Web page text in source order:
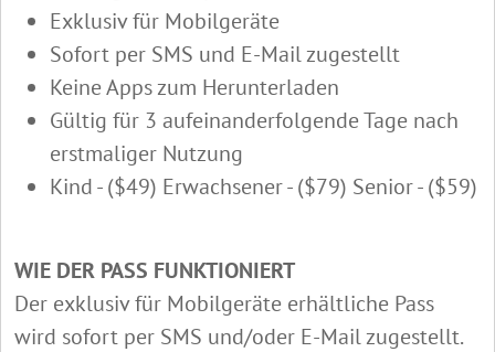
Exklusiv für Mobilgeräte
Sofort per SMS und E-Mail zugestellt
Keine Apps zum Herunterladen
Gültig für 3 aufeinanderfolgende Tage nach
erstmaliger Nutzung
Kind - ($49) Erwachsener - ($79) Senior - ($59)
WIE DER PASS FUNKTIONIERT
Der exklusiv für Mobilgeräte erhältliche Pass
wird sofort per SMS und/oder E-Mail zugestellt.